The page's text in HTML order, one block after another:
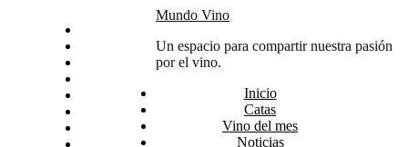
Arte y vino
Sudamerica
Mundo Vino
Un espacio para compartir nuestra pasión
por el vino.
Inicio
Catas
Vino del mes
Noticias